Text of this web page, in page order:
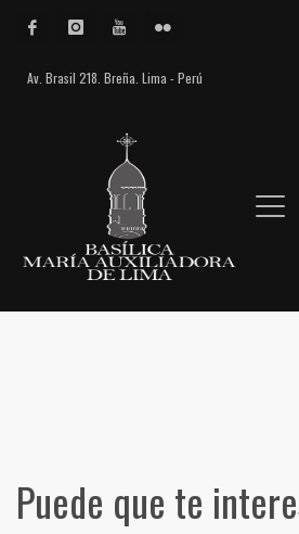
Av. Brasil 218. Breña. Lima - Perú
Puede que te